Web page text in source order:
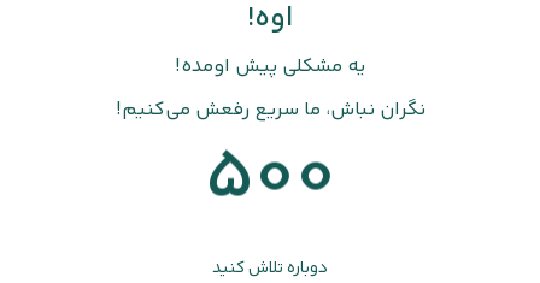
اوه!
یه مشکلی پیش اومده!
نگران نباش، ما سریع رفعش می‌کنیم!
500
دوباره تلاش کنید